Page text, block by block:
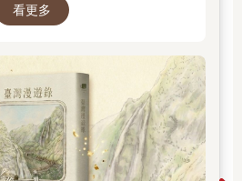
長篇小說《臺灣漫遊錄》透
獎與英國國際布克獎，寫下
，成功讓世界聽見台灣的身
看更多